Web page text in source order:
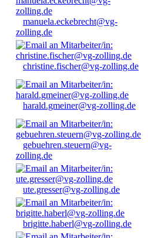
manuela.eckebrecht@vg-
zolling.de
christine.fischer@vg-zolling.de
harald.gmeiner@vg-zolling.de
gebuehren.steuern@vg-
zolling.de
ute.gresser@vg-zolling.de
brigitte.haberl@vg-zolling.de